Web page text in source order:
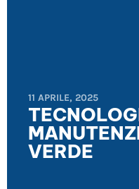
11 APRILE, 2025
VERDE